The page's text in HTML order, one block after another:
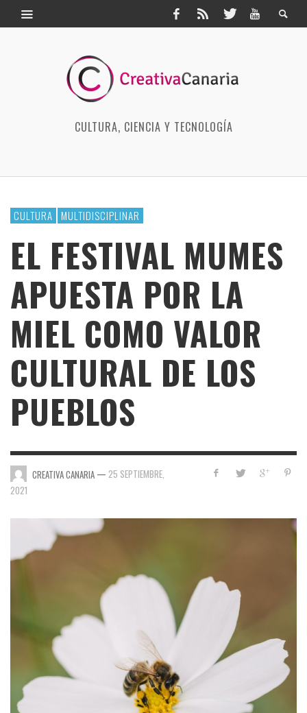
CULTURA, CIENCIA Y TECNOLOGÍA
CULTURA MULTIDISCIPLINAR
EL FESTIVAL MUMES
APUESTA POR LA
MIEL COMO VALOR
CULTURAL DE LOS
PUEBLOS
CREATIVA CANARIA — 25 SEPTIEMBRE,
2021